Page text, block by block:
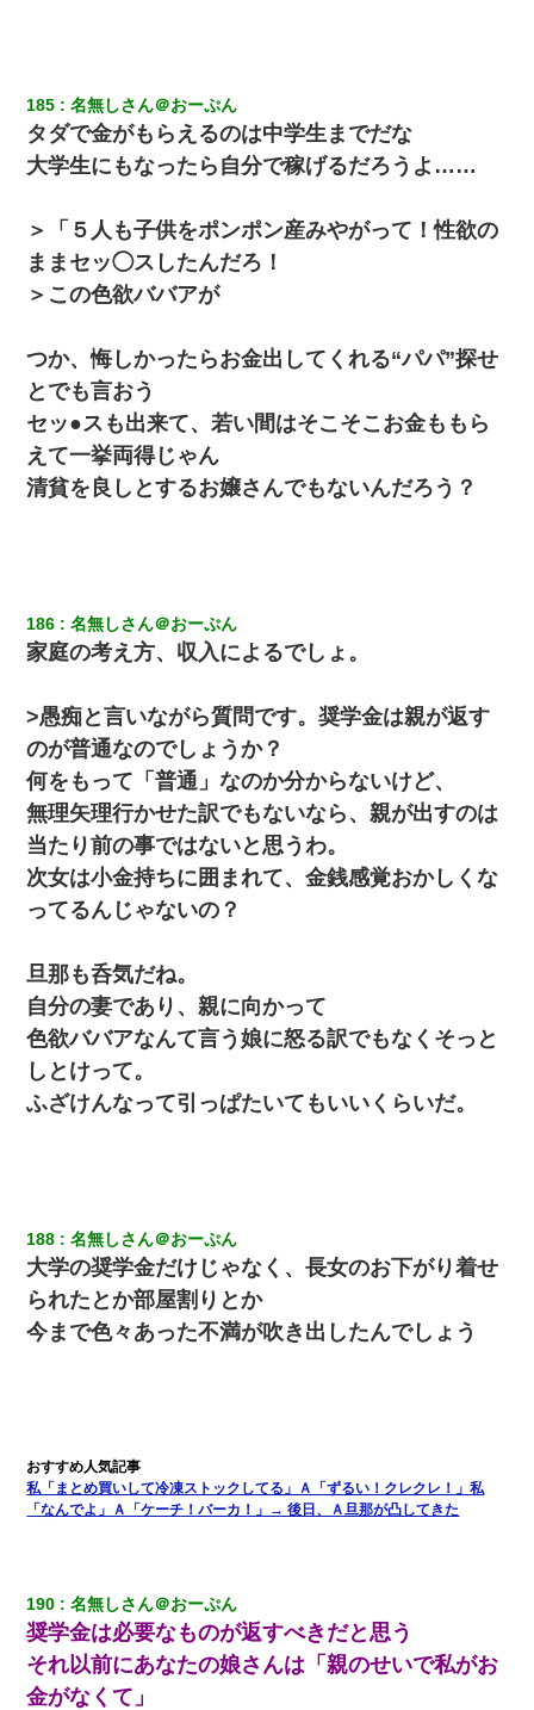
じゃ？）→俺電話「今何してんの？」同僚「シーで並んでるこ
と！」俺「会社にいない？」→次の瞬間、すごい鳥肌が立った
【不幸な結婚式】新郎親族「ブスのくせにドレスなんか着ちゃっ
彼女との行為を録画した結果→衝撃の事実が判明したｗｗｗｗｗ
ｗ
友人「酒の勢いで女先輩をホテルに連れ込んだｗｗｗｗｗ」俺
「…」
書店「息子さんが万引きしました」私「はっ？(息子目の前にいる
し…)うちの子ではないので迎えに行きません」→息子を名乗って
た人物の正体が判明するも・・・
送ったんだが→
クラスで一人無口で誰とも話さない男子がいた。→修学旅行に来
なかったその男子に女子達がお土産を渡した。5分後…
隣室のお婆ちゃん「下階からの異臭に困ってる、今もすっごく臭
い」私「変だなあ～なにも臭わないよ」→ その後。警察『絶対に
窓とドアを開けないで』
選ばれたの！絶対見に来てね！」→悲しい結果がこれ・・・
9月に付き合い始めたけどこの、この人と結婚はないわと判断して
別れた。その元彼が交通事故で重体になっているらしく…
さっき嫁から、「愛しています」ってメールが届いた。俺も「愛
してます」って送ったら
【驚愕】5000円でＪＫと行為してきたが後悔しかない…
小学生の息子が急に様子がおかしくなった。私「理由を聞いても
婚活パーティーでよく会う美女がいた。こんな完璧な容姿を持っ
妊娠中に「おいこのブタ女！てめー席譲れ！」と絡まれ腹を殴る
真似された。泣きながら夫に話すと一年後に…
【画像】女上司(30)「終電なくなったね…部屋くる？」ワイ「行
きます！」
185 名無しさん＠おーぷん
タダで金がもらえるのは中学生までだな
大学生にもなったら自分で稼げるだろうよ……
＞「５人も子供をポンポン産みやがって！性欲の
ままセッ◯スしたんだろ！
＞この色欲ババアが
つか、悔しかったらお金出してくれる“パパ”探せ
とでも言おう
セッ●スも出来て、若い間はそこそこお金ももら
えて一挙両得じゃん
清貧を良しとするお嬢さんでもないんだろう？
186 名無しさん＠おーぷん
家庭の考え方、収入によるでしょ。
>愚痴と言いながら質問です。奨学金は親が返す
のが普通なのでしょうか？
何をもって「普通」なのか分からないけど、
無理矢理行かせた訳でもないなら、親が出すのは
当たり前の事ではないと思うわ。
次女は小金持ちに囲まれて、金銭感覚おかしくな
ってるんじゃないの？
旦那も呑気だね。
自分の妻であり、親に向かって
色欲ババアなんて言う娘に怒る訳でもなくそっと
しとけって。
ふざけんなって引っぱたいてもいいくらいだ。
188 名無しさん＠おーぷん
大学の奨学金だけじゃなく、長女のお下がり着せ
られたとか部屋割りとか
今まで色々あった不満が吹き出したんでしょう
私「まとめ買いして冷凍ストックしてる」Ａ「ずるい！クレクレ！」私
「なんでよ」Ａ「ケーチ！バーカ！」→ 後日、Ａ旦那が凸してきた
190 名無しさん＠おーぷん
奨学金は必要なものが返すべきだと思う
それ以前にあなたの娘さんは「親のせいで私がお
金がなくて」